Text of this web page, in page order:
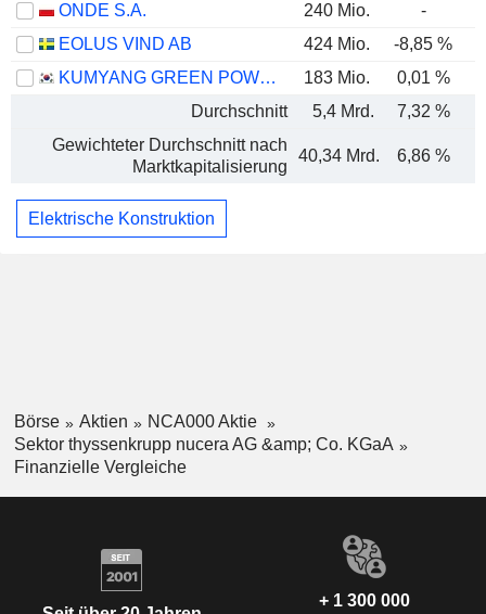
ONDE S.A.
240 Mio. -
EOLUS VIND AB
424 Mio. -8,85 %
KUMYANG GREEN POWER CO., LTD.
183 Mio. 0,01 %
Durchschnitt
5,4 Mrd. 7,32 %
Gewichteter Durchschnitt nach
Marktkapitalisierung
40,34 Mrd. 6,86 %
Elektrische Konstruktion
Börse Aktien
NCA000 Aktie
Sektor thyssenkrupp nucera AG &amp; Co. KGaA
Finanzielle Vergleiche
+ 1 300 000